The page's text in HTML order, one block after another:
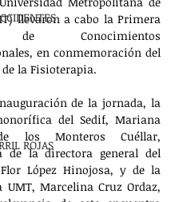
ROJAS
llevaron a cabo la Primera
de Conocimientos
en conmemoración del
la Fisioterapia.
de la jornada, la
del Sedif, Mariana
los Monteros Cuéllar,
de la directora general del
López Hinojosa, y de la
UMT, Marcelina Cruz Ordaz,